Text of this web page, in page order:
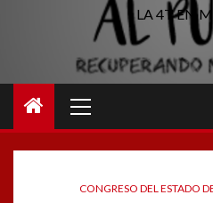
LA 4T EN
principal
CONGRESO DEL ESTADO